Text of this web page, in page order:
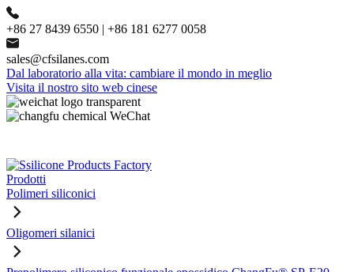
+86 27 8439 6550 | +86 181 6277 0058
sales@cfsilanes.com
Dal laboratorio alla vita: cambiare il mondo in meglio
Visita il nostro sito web cinese
Prodotti
Polimeri siliconici
Oligomeri silanici